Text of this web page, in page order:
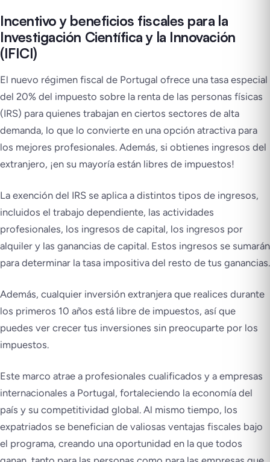
Incentivo y beneficios fiscales para la
Investigación Científica y la Innovación
(IFICI)
El nuevo régimen fiscal de Portugal ofrece una tasa especial
del 20% del impuesto sobre la renta de las personas físicas
(IRS) para quienes trabajan en ciertos sectores de alta
demanda, lo que lo convierte en una opción atractiva para
los mejores profesionales. Además, si obtienes ingresos del
extranjero, ¡en su mayoría están libres de impuestos!
La exención del IRS se aplica a distintos tipos de ingresos,
incluidos el trabajo dependiente, las actividades
profesionales, los ingresos de capital, los ingresos por
alquiler y las ganancias de capital. Estos ingresos se sumarán
para determinar la tasa impositiva del resto de tus ganancias.
Además, cualquier inversión extranjera que realices durante
los primeros 10 años está libre de impuestos, así que
puedes ver crecer tus inversiones sin preocuparte por los
impuestos.
Este marco atrae a profesionales cualificados y a empresas
internacionales a Portugal, fortaleciendo la economía del
país y su competitividad global. Al mismo tiempo, los
expatriados se benefician de valiosas ventajas fiscales bajo
el programa, creando una oportunidad en la que todos